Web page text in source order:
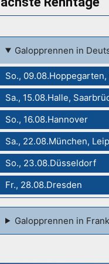
Galopprennen in
So., 09.08.Hoppegarten,
Sa., 15.08.Halle,
So., 16.08.Hannover
Sa., 22.08.München,
So., 23.08.Düsseldorf
Fr., 28.08.Dresden
Galopprennen in